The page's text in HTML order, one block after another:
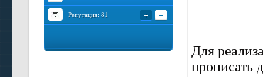
Репутация: 81
Для
прописать